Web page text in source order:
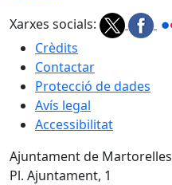
Xarxes socials:
Crèdits
Contactar
Protecció de dades
Avís legal
Accessibilitat
Ajuntament de Martorelles
Pl. Ajuntament, 1